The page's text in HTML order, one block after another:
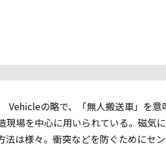
の略で、「無人搬送車」を意
現場を中心に用いられている。磁気
法は様々。衝突などを防ぐためにセ